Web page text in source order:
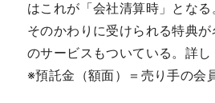
はこれが「会社清算時」となる
そのかわりに受けられる特典
のサービスもついている。詳し
※預託金（額面）＝売り手の会